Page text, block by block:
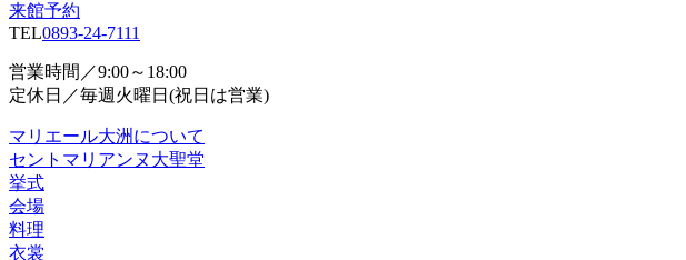
来館予約
TEL0893-24-7111
営業時間／9:00～18:00
定休日／毎週火曜日(祝日は営業)
マリエール大洲について
セントマリアンヌ大聖堂
挙式
会場
料理
衣裳